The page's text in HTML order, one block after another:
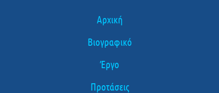
Αρχική
Βιογραφικό
Έργο
Προτάσεις